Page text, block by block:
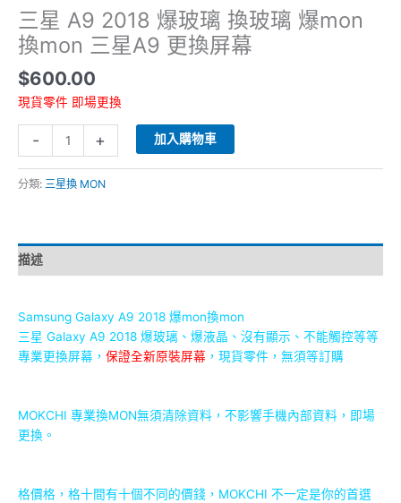
三星 A9 2018 爆玻璃 換玻璃 爆mon
換mon 三星A9 更換屏幕
$600.00
現貨零件 即場更換
-
三
星
A9
更
換
屏
幕
量
+ 加入購物車
分類: 三星換 MON
描述
Samsung Galaxy A9 2018 爆mon換mon
三星 Galaxy A9 2018 爆玻璃、爆液晶、沒有顯示、 不能觸控等等
專業更換屏幕， 保證全新原裝屏幕 ，現貨零件，無須等訂購
MOKCHI 專業換MON無須清除資料，不影響手機內部資料， 即場
更換。
格價格，格十間有十個不同的價錢，MOKCHI 不一定是你的首選